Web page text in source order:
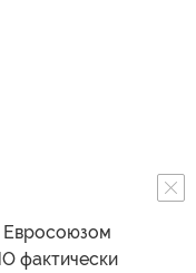
Евросоюзом
фактически